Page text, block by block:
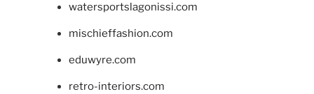
watersportslagonissi.com
mischieffashion.com
eduwyre.com
retro-interiors.com